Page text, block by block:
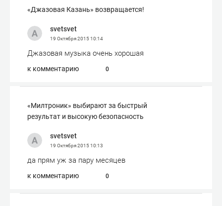
«Джазовая Казань» возвращается!
svetsvet
19 Октября 201510:14
Джазовая музыка очень хорошая
к комментарию 0
«Милтроник» выбирают за быстрый
результат и высокую безопасность
svetsvet
19 Октября 201510:13
да прям уж за пару месяцев
к комментарию 0